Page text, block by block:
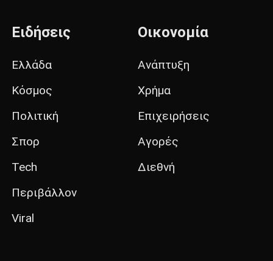
Ειδήσεις
Ελλάδα
Κόσμος
Πολιτική
Σπορ
Tech
Περιβάλλον
Viral
Οικονομία
Ανάπτυξη
Χρήμα
Επιχειρήσεις
Αγορές
Διεθνή